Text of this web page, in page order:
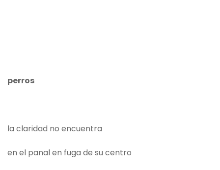
perros
la claridad no encuentra
en el panal en fuga de su centro